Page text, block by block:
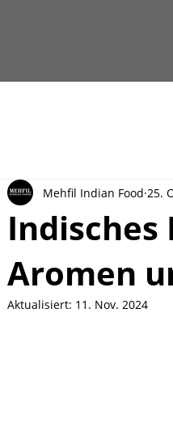
Indisches
Aromen
Mehfil Indian Food 25.
Aktualisiert: 11. Nov. 2024